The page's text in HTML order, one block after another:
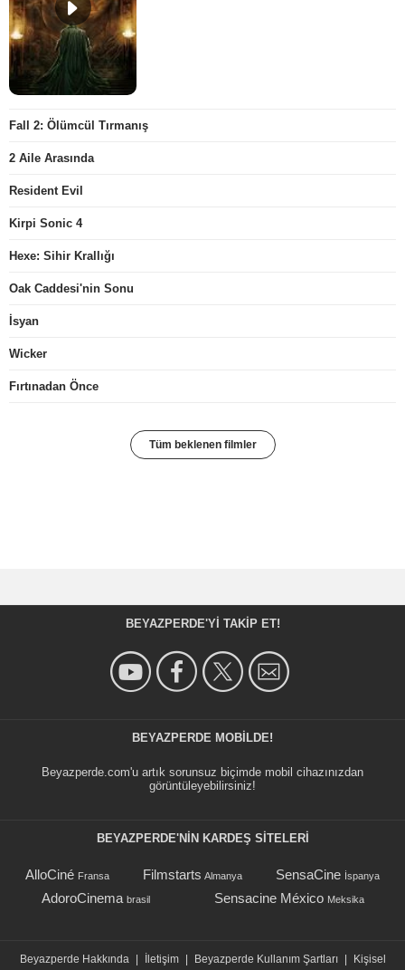
Fall 2: Ölümcül Tırmanış
2 Aile Arasında
Resident Evil
Kirpi Sonic 4
Hexe: Sihir Krallığı
Oak Caddesi'nin Sonu
İsyan
Wicker
Fırtınadan Önce
Tüm beklenen filmler
BEYAZPERDE'YI TAKIP ET!
BEYAZPERDE MOBILDE!
Beyazperde.com'u artık sorunsuz biçimde mobil cihazınızdan
görüntüleyebilirsiniz!
BEYAZPERDE'NIN KARDEŞ SİTELERİ
AlloCiné Fransa Filmstarts Almanya SensaCine İspanya
AdoroCinema brasil Sensacine México Meksika
Beyazperde Hakkında İletişim Beyazperde Kullanım Şartları Kişisel